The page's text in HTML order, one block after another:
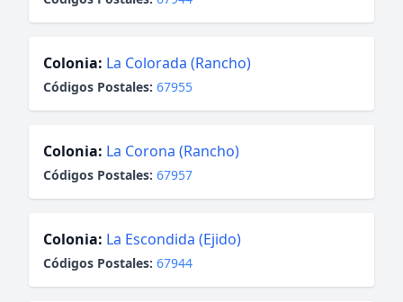
Colonia: La Colorada (Rancho)
Códigos Postales: 67955
Colonia: La Corona (Rancho)
Códigos Postales: 67957
Colonia: La Escondida (Ejido)
Códigos Postales: 67944